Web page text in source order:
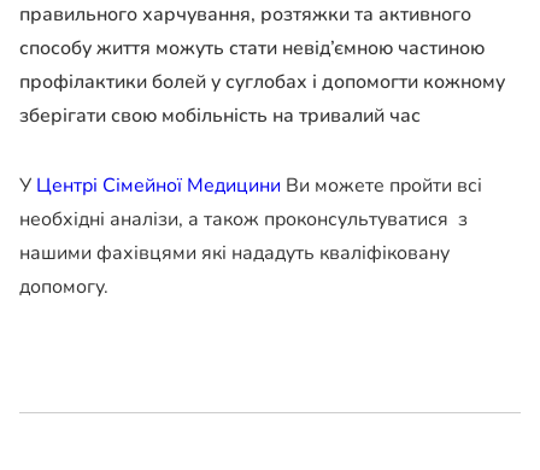
правильного харчування, розтяжки та активного
способу життя можуть стати невід’ємною частиною
профілактики болей у суглобах і допомогти кожному
зберігати свою мобільність на тривалий час
У Центрі Сімейної Медицини Ви можете пройти всі
необхідні аналізи, а також проконсультуватися з
нашими фахівцями які нададуть кваліфіковану
допомогу.